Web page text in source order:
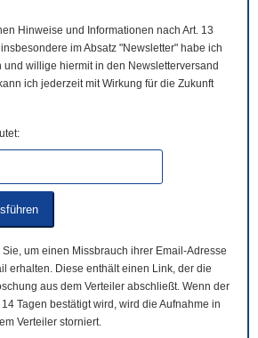
Hinweise und Informationen nach Art. 13
im Absatz "Newsletter" habe ich
willige hiermit in den Newsletterversand
ich jederzeit mit Wirkung für die Zukunft
um einen Missbrauch ihrer Email-Adresse
erhalten. Diese enthält einen Link, der die
aus dem Verteiler abschließt. Wenn der
Tagen bestätigt wird, wird die Aufnahme in
Verteiler storniert.